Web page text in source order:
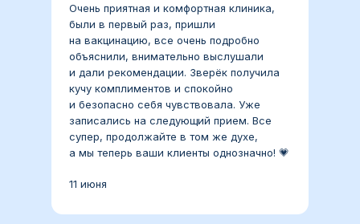
11 июня
Очень приятная и комфортная клиника,
были в первый раз, пришли
на вакцинацию, все очень подробно
объяснили, внимательно выслушали
и дали рекомендации. Зверёк получила
кучу комплиментов и спокойно
и безопасно себя чувствовала. Уже
записались на следующий прием. Все
супер, продолжайте в том же духе,
а мы теперь ваши клиенты однозначно! 💗